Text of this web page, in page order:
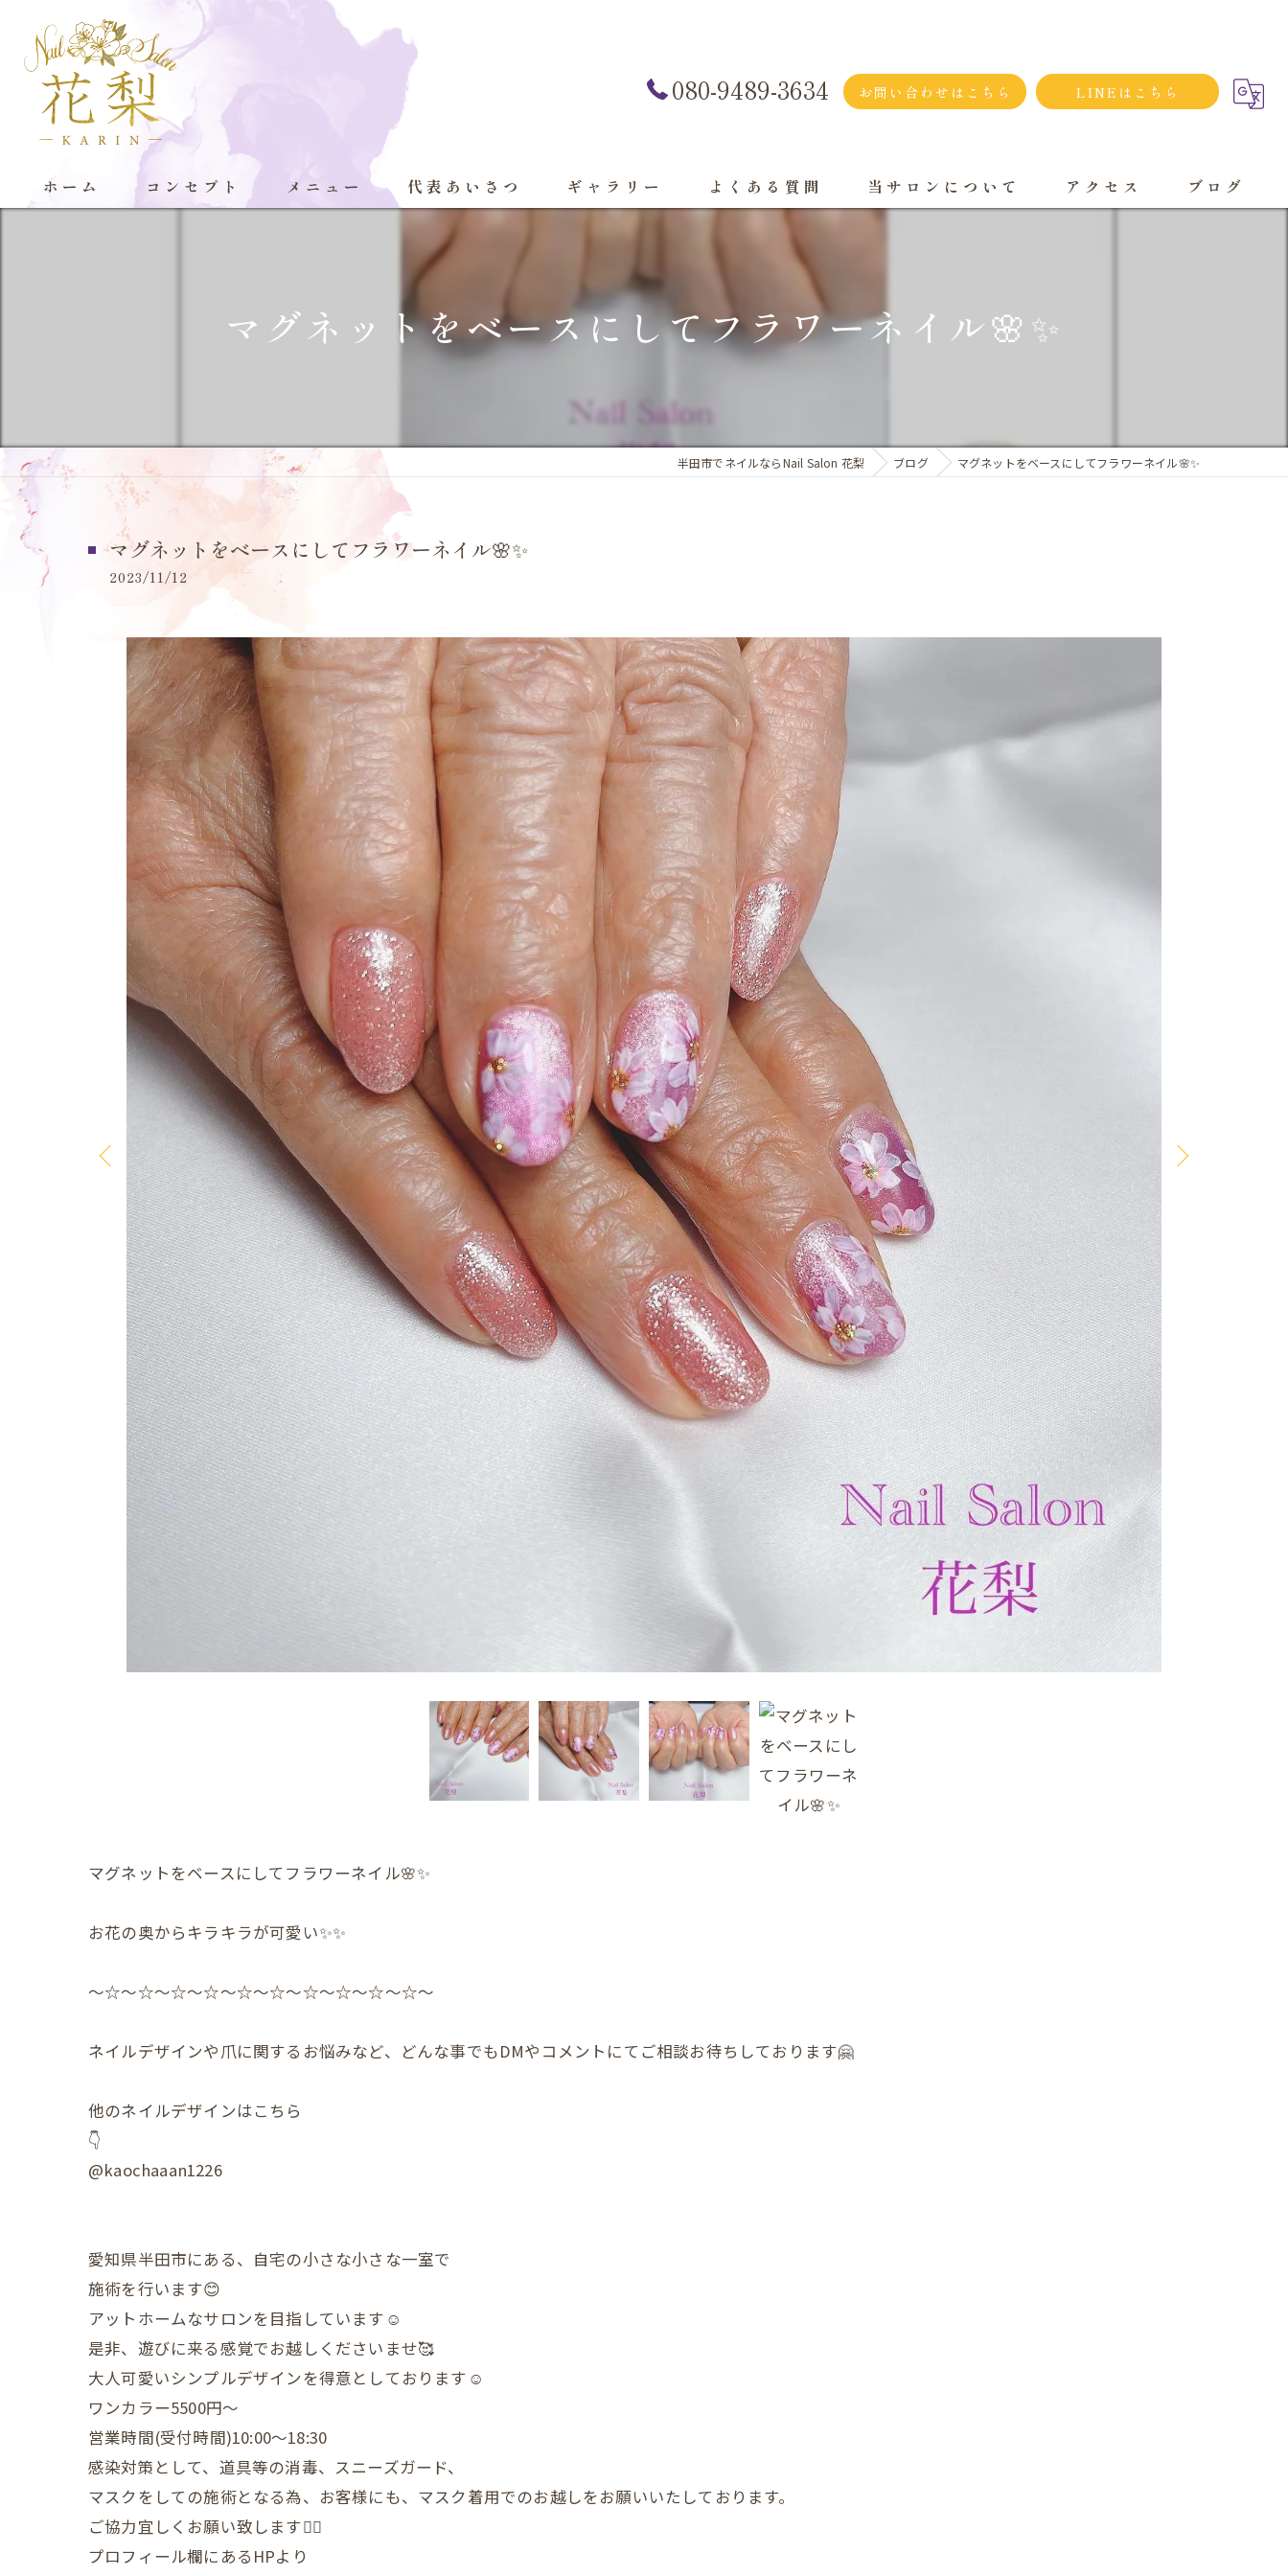
080-9489-3634 お問い合わせはこちら LINEはこちら
ホーム コンセプト メニュー 代表あいさつ ギャラリー よくある質問 当サロンについて
プライベートサロン
アクセス ブログ
マグネットをベースにしてフラワーネイル🌸✨️
半田市でネイルならNail Salon 花梨 ブログ マグネットをベースにしてフラワーネイル🌸✨️
マグネットをベースにしてフラワーネイル🌸✨️
2023/11/12
マグネットをベースにしてフラワーネイル🌸✨️
お花の奥からキラキラが可愛い✨✨
〜☆〜☆〜☆〜☆〜☆〜☆〜☆〜☆〜☆〜☆〜
ネイルデザインや爪に関するお悩みなど、どんな事でもDMやコメントにてご相談お待ちしております🤗
他のネイルデザインはこちら
👇
@kaochaaan1226
愛知県半田市にある、自宅の小さな小さな一室で
施術を行います😊
アットホームなサロンを目指しています☺️
是非、遊びに来る感覚でお越しくださいませ🥰
大人可愛いシンプルデザインを得意としております☺️
ワンカラー5500円〜
営業時間(受付時間)10:00〜18:30
感染対策として、道具等の消毒、スニーズガード、
マスクをしての施術となる為、お客様にも、マスク着用でのお越しをお願いいたしております。
ご協力宜しくお願い致します🙇‍♀️
プロフィール欄にあるHPより